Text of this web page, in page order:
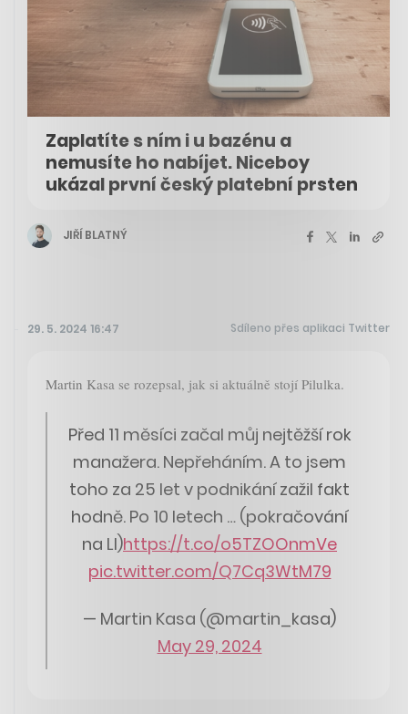
Zaplatíte s ním i u bazénu a
nemusíte ho nabíjet. Niceboy
ukázal první český platební prsten
JIŘÍ BLATNÝ
29. 5. 2024 16:47 Sdíleno přes aplikaci Twitter
Martin Kasa se rozepsal, jak si aktuálně stojí Pilulka.
Před 11 měsíci začal můj nejtěžší rok
manažera. Nepřeháním. A to jsem
toho za 25 let v podnikání zažil fakt
hodně. Po 10 letech … (pokračování
na LI)https://t.co/o5TZOOnmVe
pic.twitter.com/Q7Cq3WtM79
— Martin Kasa (@martin_kasa)
May 29, 2024